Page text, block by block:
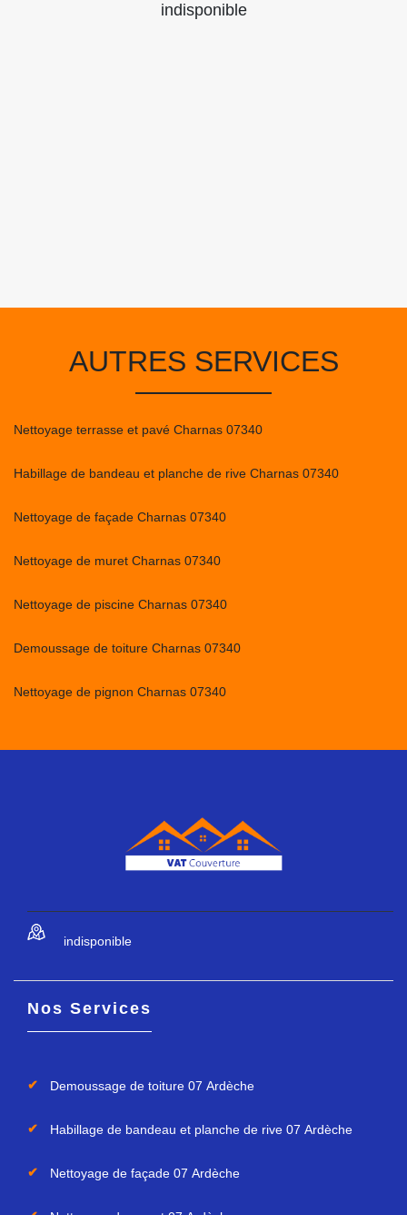
indisponible
AUTRES SERVICES
Nettoyage terrasse et pavé Charnas 07340
Habillage de bandeau et planche de rive Charnas 07340
Nettoyage de façade Charnas 07340
Nettoyage de muret Charnas 07340
Nettoyage de piscine Charnas 07340
Demoussage de toiture Charnas 07340
Nettoyage de pignon Charnas 07340
indisponible
Nos Services
Demoussage de toiture 07 Ardèche
Habillage de bandeau et planche de rive 07 Ardèche
Nettoyage de façade 07 Ardèche